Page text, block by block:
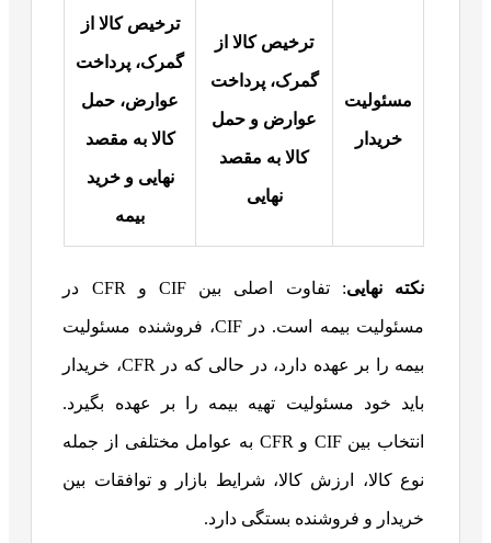
مسئولیت
خریدار
ترخیص کالا از
گمرک، پرداخت
عوارض و حمل
کالا به مقصد
نهایی
ترخیص کالا از
گمرک، پرداخت
عوارض، حمل
کالا به مقصد
نهایی و خرید
بیمه
نکته نهایی : تفاوت اصلی بین CIF و CFR در
مسئولیت بیمه است. در CIF، فروشنده مسئولیت
بیمه را بر عهده دارد، در حالی که در CFR، خریدار
باید خود مسئولیت تهیه بیمه را بر عهده بگیرد.
انتخاب بین CIF و CFR به عوامل مختلفی از جمله
نوع کالا، ارزش کالا، شرایط بازار و توافقات بین
خریدار و فروشنده بستگی دارد.